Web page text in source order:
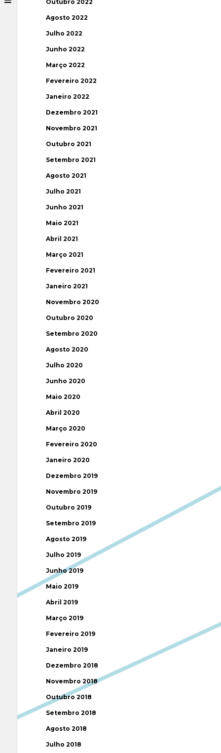
Outubro 2022
Agosto 2022
Julho 2022
Junho 2022
Março 2022
Fevereiro 2022
Janeiro 2022
Dezembro 2021
Novembro 2021
Outubro 2021
Setembro 2021
Agosto 2021
Julho 2021
Junho 2021
Maio 2021
Abril 2021
Março 2021
Fevereiro 2021
Janeiro 2021
Novembro 2020
Outubro 2020
Setembro 2020
Agosto 2020
Julho 2020
Junho 2020
Maio 2020
Abril 2020
Março 2020
Fevereiro 2020
Janeiro 2020
Dezembro 2019
Novembro 2019
Outubro 2019
Setembro 2019
Agosto 2019
Julho 2019
Junho 2019
Maio 2019
Abril 2019
Março 2019
Fevereiro 2019
Janeiro 2019
Dezembro 2018
Novembro 2018
Outubro 2018
Setembro 2018
Agosto 2018
Julho 2018